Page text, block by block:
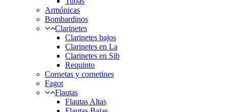
Armónicas
Bombardinos
Clarinetes
Clarinetes bajos
Clarinetes en La
Clarinetes en Sib
Requinto
Cornetas y cornetines
Fagot
Flautas
Flautas Altas